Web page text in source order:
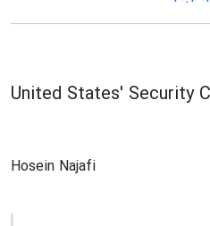
United States' Security
Hosein Najafi